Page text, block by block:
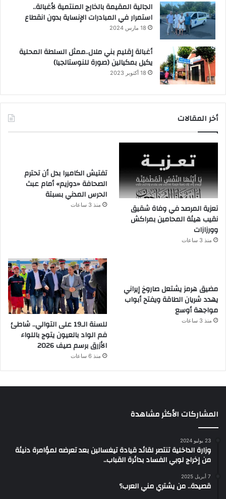
الجالية المقيمة بالخارج المنتمية لأغبالة..
استمرار في المبادرات الإنساية بدون انقطاع
18 مارس 2024
أغبالة إقليم بني ملال..ممثل السلطة المحلية
يكيل بمكيالين (صورة للنوستالجيا)
18 أكتوبر 2023
أخر المقالات
تعزية المرصد في وفاة شقيق
نقيب هيئة المحامين بمراكش
وورزازات
منذ 3 ساعات
تفتيش الكاميرا بدل أن تحترم
الصحافة «دوزيم» أمام عبث
الحرس المدني بسبتة
منذ 3 ساعات
مضيق هرمز يشتعل صاروخ إيراني
يهدد شريان الطاقة ويفتح أبواب
مواجهة أوسع
منذ 3 ساعات
للسنة الـ19 على التوالي.. شاطئ
فم الواد بالعيون يتوج باللواء
الأزرق برسم صيف 2026
منذ 6 ساعات
المشاركات الأكثر مشاهدة
23 يوليو 2024
وزارة الداخلية تنتصر لقائد قيادة تيغسالين بعد تعرضه لمؤامرة دنيئة
من إخراج لوبي الفساد بدائرة القباب..
7 أبريل 2025
قصيدة.. من يشتري مني العرب؟